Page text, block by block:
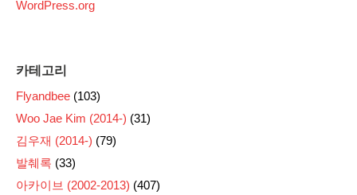
WordPress.org
카테고리
Flyandbee (103)
Woo Jae Kim (2014-) (31)
김우재 (2014-) (79)
발췌록 (33)
아카이브 (2002-2013) (407)